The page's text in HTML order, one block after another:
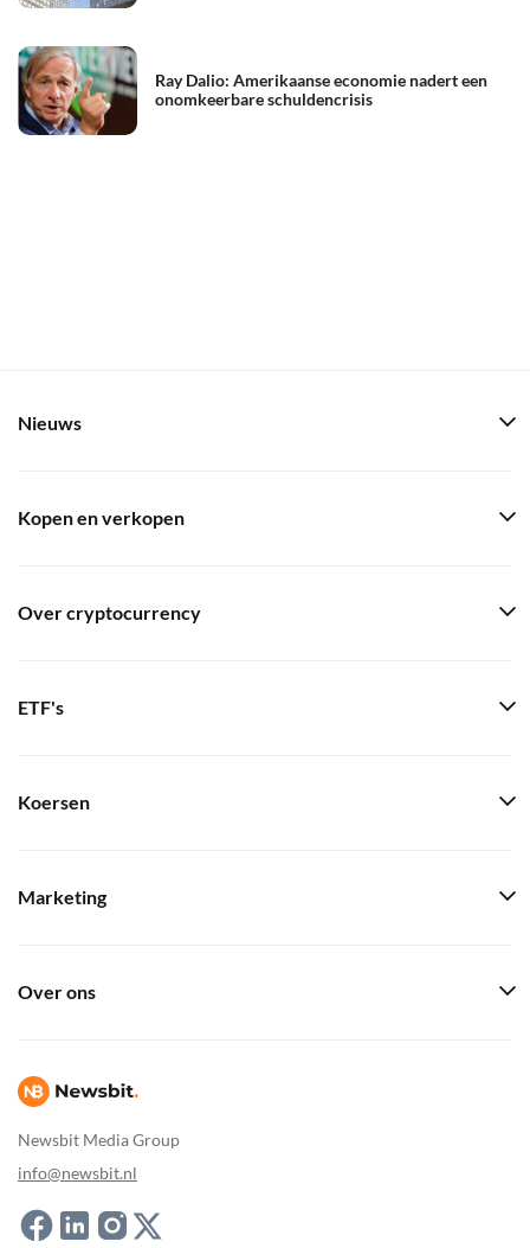
Ray Dalio: Amerikaanse economie nadert een
onomkeerbare schuldencrisis
Newsbit Media Group
info@newsbit.nl
Nieuws
Kopen en verkopen
Over cryptocurrency
ETF's
Koersen
Marketing
Over ons